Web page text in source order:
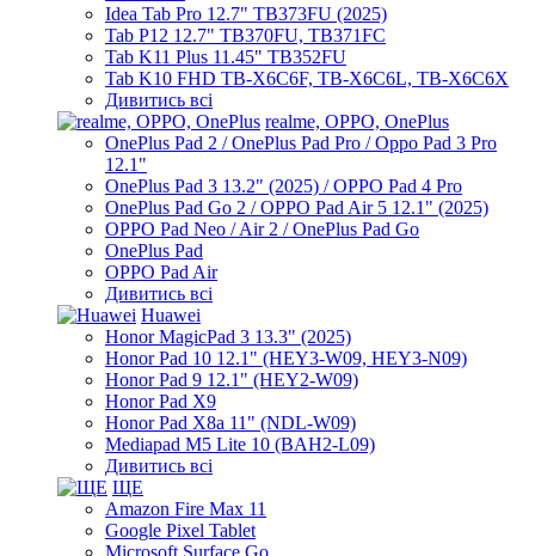
Idea Tab Pro 12.7" TB373FU (2025)
Tab P12 12.7" TB370FU, TB371FC
Tab K11 Plus 11.45" TB352FU
Tab K10 FHD TB-X6C6F, TB-X6C6L, TB-X6C6X
Дивитись всі
realme, OPPO, OnePlus
OnePlus Pad 2 / OnePlus Pad Pro / Oppo Pad 3 Pro
12.1"
OnePlus Pad 3 13.2" (2025) / OPPO Pad 4 Pro
OnePlus Pad Go 2 / OPPO Pad Air 5 12.1" (2025)
OPPO Pad Neo / Air 2 / OnePlus Pad Go
OnePlus Pad
OPPO Pad Air
Дивитись всі
Huawei
Honor MagicPad 3 13.3" (2025)
Honor Pad 10 12.1" (HEY3-W09, HEY3-N09)
Honor Pad 9 12.1" (HEY2-W09)
Honor Pad X9
Honor Pad X8a 11" (NDL-W09)
Mediapad M5 Lite 10 (BAH2-L09)
Дивитись всі
ЩЕ
Amazon Fire Max 11
Google Pixel Tablet
Microsoft Surface Go